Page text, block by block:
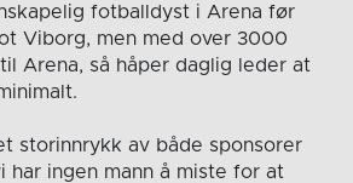
fotballdyst i Arena før
Viborg, men med over 3000
Arena, så håper daglig leder at
storinnrykk av både sponsorer
har ingen mann å miste for at